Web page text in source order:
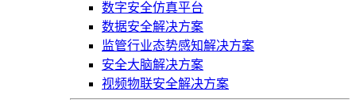
数字安全仿真平台
数据安全解决方案
监管行业态势感知解决方案
安全大脑解决方案
视频物联安全解决方案